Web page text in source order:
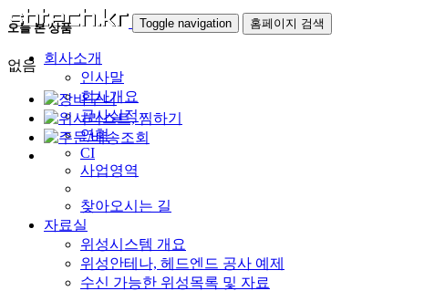
Toggle navigation 홈페이지 검색
회사소개
인사말
회사개요
공사실적
연혁
CI
사업영역
찾아오시는 길
자료실
위성시스템 개요
위성안테나, 헤드엔드 공사 예제
수신 가능한 위성목록 및 자료
오늘 본 상품
없음